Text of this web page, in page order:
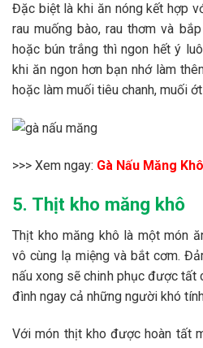
Đặc biệt là khi ăn nóng kết hợp
rau muống bào, rau thơm và
hoặc bún trắng thì ngon hết ý
khi ăn ngon hơn bạn nhớ làm
hoặc làm muối tiêu chanh, muối
>>> Xem ngay: Gà Nấu Măng
5. Thịt kho măng khô
Thịt kho măng khô là một món
vô cùng lạ miệng và bắt cơm.
nấu xong sẽ chinh phục được tất
đình ngay cả những người khó
Với món thịt kho được hoàn tất